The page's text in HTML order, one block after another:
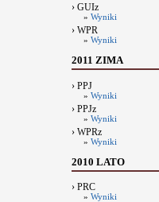
› GUIz
» Wyniki
› WPR
» Wyniki
2011 ZIMA
› PPJ
» Wyniki
› PPJz
» Wyniki
› WPRz
» Wyniki
2010 LATO
› PRC
» Wyniki